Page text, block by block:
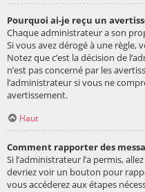
Pourquoi ai-je reçu un
Chaque administrateur a son
Si vous avez dérogé à une règle,
Notez que c’est la décision de
n’est pas concerné par les
l’administrateur si vous ne
avertissement.
Haut
Comment rapporter des
Si l’administrateur l’a permis,
devriez voir un bouton pour
vous accéderez aux étapes